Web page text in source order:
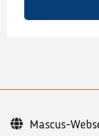
Mascus-